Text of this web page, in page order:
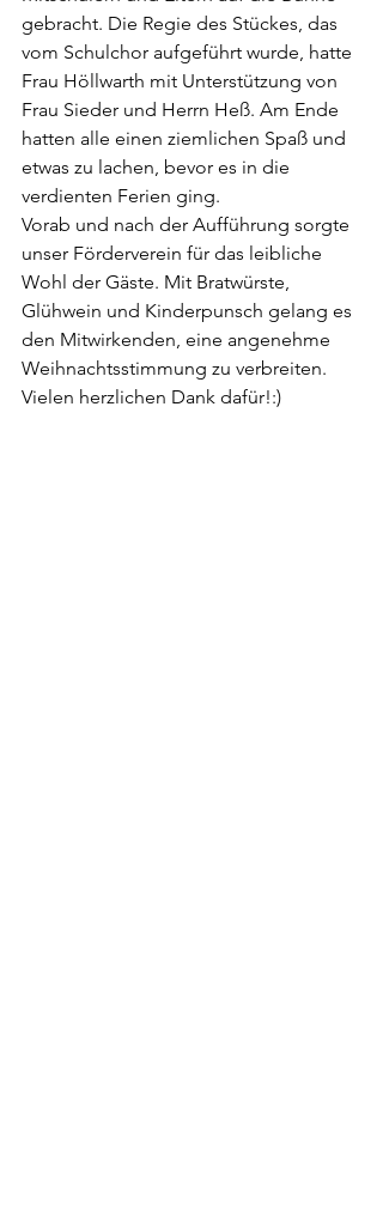
gebracht. Die Regie des Stückes, das
vom Schulchor aufgeführt wurde, hatte
Frau Höllwarth mit Unterstützung von
Frau Sieder und Herrn Heß. Am Ende
hatten alle einen ziemlichen Spaß und
etwas zu lachen, bevor es in die
verdienten Ferien ging.
Vorab und nach der Aufführung sorgte
unser Förderverein für das leibliche
Wohl der Gäste. Mit Bratwürste,
Glühwein und Kinderpunsch gelang es
den Mitwirkenden, eine angenehme
Weihnachtsstimmung zu verbreiten.
Vielen herzlichen Dank dafür!:)